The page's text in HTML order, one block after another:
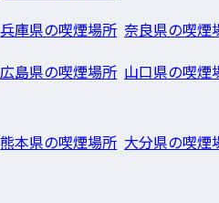
兵庫県の喫煙場所 奈良県の喫煙
広島県の喫煙場所 山口県の喫煙
熊本県の喫煙場所 大分県の喫煙